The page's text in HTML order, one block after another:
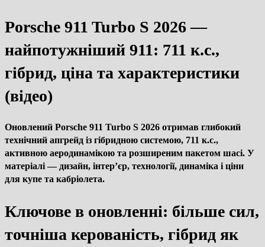
Porsche 911 Turbo S 2026 —
найпотужніший 911: 711 к.с.,
гібрид, ціна та характеристики
(відео)
Оновлений Porsche 911 Turbo S 2026 отримав глибокий
технічний апгрейд із гібридною системою, 711 к.с.,
активною аеродинамікою та розширеним пакетом шасі. У
матеріалі — дизайн, інтер’єр, технології, динаміка і ціни
для купе та кабріолета.
Ключове в оновленні: більше сил,
точніша керованість, гібрид як